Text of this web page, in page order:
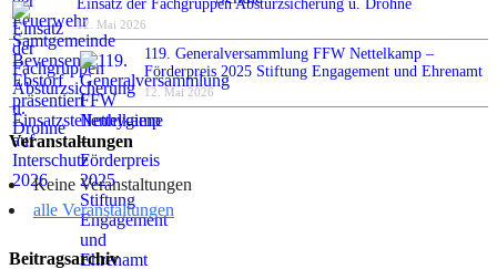
Einsatz der Fachgruppen Absturzsicherung u. Drohne
12. Mai 2026
119. Generalversammlung FFW Nettelkamp –
Förderpreis 2025 Stiftung Engagement und Ehrenamt
12. Mai 2026
Veranstaltungen
Keine Veranstaltungen
alle Veranstaltungen
Beitragsarchiv